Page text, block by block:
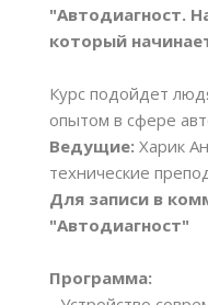
"Автодиагност.
который
Курс подойдет
опытом в сфере
Ведущие: Харик
технические
Для записи в
"Автодиагност"
Программа: